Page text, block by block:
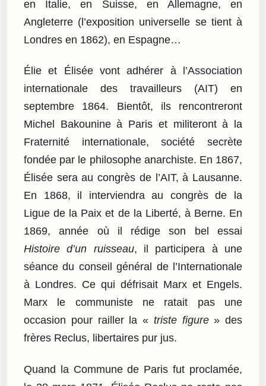
en Italie, en Suisse, en Allemagne, en
Angleterre (l’exposition universelle se tient à
Londres en 1862), en Espagne…
Élie et Élisée vont adhérer à l’Association
internationale des travailleurs (AIT) en
septembre 1864. Bientôt, ils rencontreront
Michel Bakounine à Paris et militeront à la
Fraternité internationale, société secrète
fondée par le philosophe anarchiste. En 1867,
Élisée sera au congrès de l’AIT, à Lausanne.
En 1868, il interviendra au congrès de la
Ligue de la Paix et de la Liberté, à Berne. En
1869, année où il rédige son bel essai
Histoire d’un ruisseau, il participera à une
séance du conseil général de l’Internationale
à Londres. Ce qui défrisait Marx et Engels.
Marx le communiste ne ratait pas une
occasion pour railler la « triste figure» des
frères Reclus, libertaires pur jus.
Quand la Commune de Paris fut proclamée,